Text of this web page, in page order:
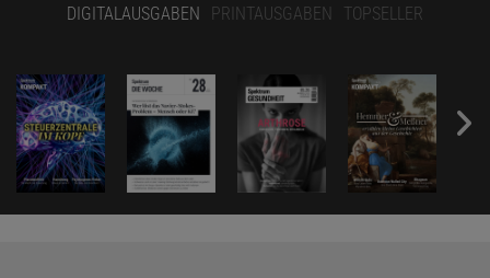
DIGITALAUSGABEN PRINTAUSGABEN TOPSELLER